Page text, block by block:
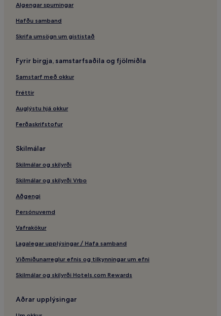
Algengar spurningar
Hafðu samband
Skrifa umsögn um gististað
Fyrir birgja, samstarfsaðila og fjölmiðla
Samstarf með okkur
Fréttir
Auglýstu hjá okkur
Ferðaskrifstofur
Skilmálar
Skilmálar og skilyrði
Skilmálar og skilyrði Vrbo
Aðgengi
Persónuvernd
Vafrakökur
Lagalegar upplýsingar / Hafa samband
Viðmiðunarreglur efnis og tilkynningar um efni
Skilmálar og skilyrði Hotels.com Rewards
Aðrar upplýsingar